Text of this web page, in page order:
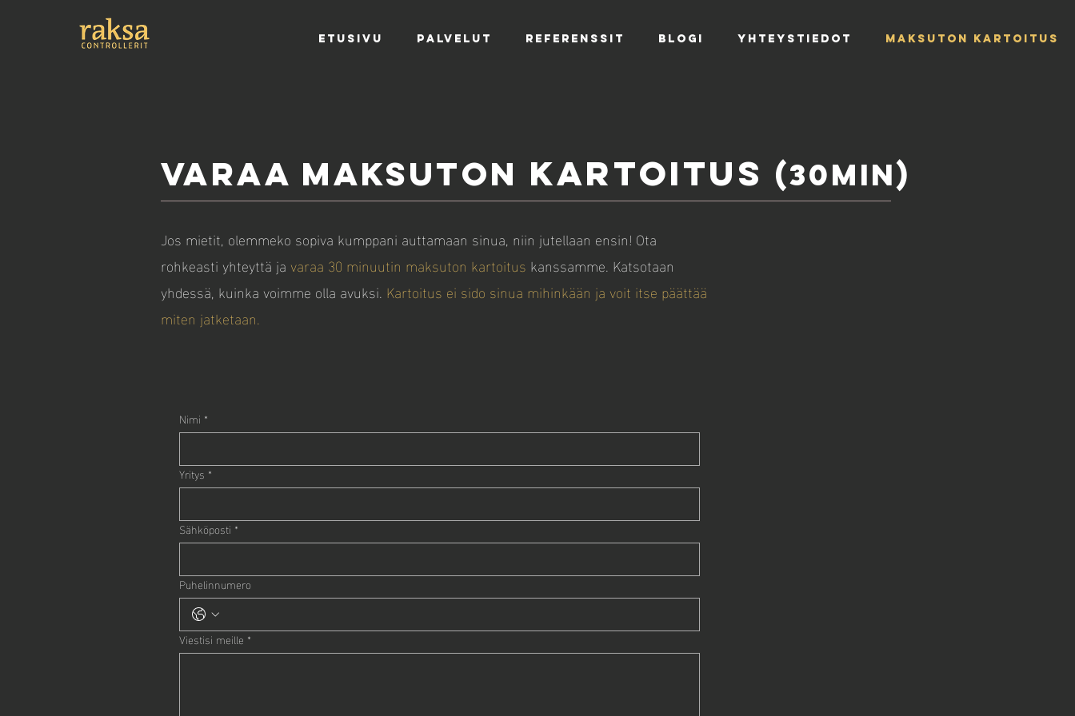
ETUSIVU PALVELUT REFERENSSIT BLOGI YHTEYSTIEDOT MAKSUTON KARTOITUS
Varaa MAKSUTON KARTOITUS (30min)
Jos mietit, olemmeko sopiva kumppani auttamaan sinua, niin jutellaan ensin! Ota
rohkeasti yhteyttä ja varaa 30 minuutin maksuton kartoitus kanssamme. Katsotaan
yhdessä, kuinka voimme olla avuksi. Kartoitus ei sido sinua mihinkään ja voit itse päättää
miten jatketaan.
Nimi *
Yritys *
Sähköposti *
Puhelinnumero
Viestisi meille *